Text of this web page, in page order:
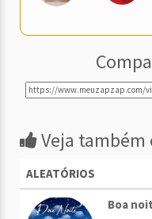
Veja também
ALEATÓRIOS
Boa